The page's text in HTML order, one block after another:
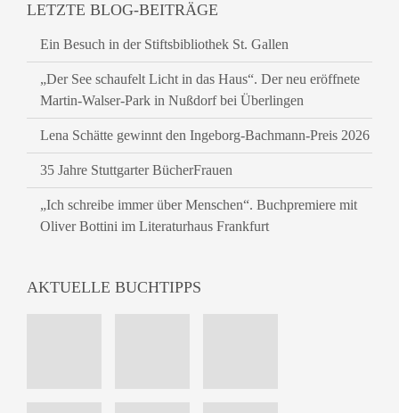
LETZTE BLOG-BEITRÄGE
Ein Besuch in der Stiftsbibliothek St. Gallen
„Der See schaufelt Licht in das Haus“. Der neu eröffnete
Martin-Walser-Park in Nußdorf bei Überlingen
Lena Schätte gewinnt den Ingeborg-Bachmann-Preis 2026
35 Jahre Stuttgarter BücherFrauen
„Ich schreibe immer über Menschen“. Buchpremiere mit
Oliver Bottini im Literaturhaus Frankfurt
AKTUELLE BUCHTIPPS